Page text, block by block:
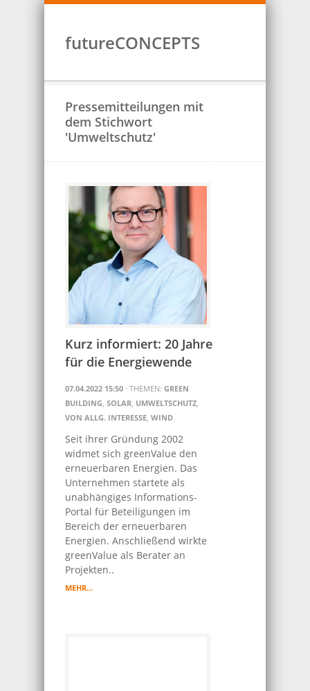
futureCONCEPTS
Pressemitteilungen mit
dem Stichwort
'Umweltschutz'
Kurz informiert: 20 Jahre
für die Energiewende
07.04.2022 15:50 · THEMEN: GREEN
BUILDING, SOLAR, UMWELTSCHUTZ,
VON ALLG. INTERESSE, WIND
Seit ihrer Gründung 2002
widmet sich greenValue den
erneuerbaren Energien. Das
Unternehmen startete als
unabhängiges Informations-
Portal für Beteiligungen im
Bereich der erneuerbaren
Energien. Anschließend wirkte
greenValue als Berater an
Projekten..
MEHR…